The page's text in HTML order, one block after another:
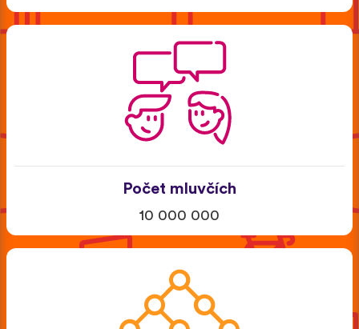
Počet mluvčích
10 000 000